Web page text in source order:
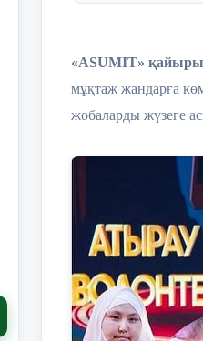
«ASUMIT»
мұқтаж жандарға
жобаларды жүзеге